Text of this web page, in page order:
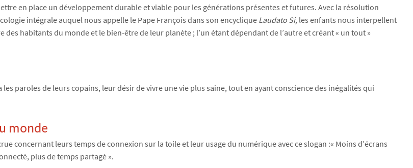
en place un développement durable et viable pour les générations présentes et futures. Avec la résolution
intégrale auquel nous appelle le Pape François dans son encyclique Laudato Si, les enfants nous interpellent
habitants du monde et le bien-être de leur planète ; l’un étant dépendant de l’autre et créant « un tout »
paroles de leurs copains, leur désir de vivre une vie plus saine, tout en ayant conscience des inégalités qui
monde
concernant leurs temps de connexion sur la toile et leur usage du numérique avec ce slogan :« Moins d’écrans
plus de temps partagé ».